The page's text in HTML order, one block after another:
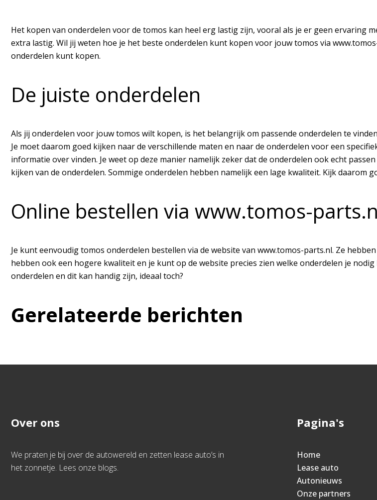
Het kopen van onderdelen voor de tomos kan heel erg lastig zijn, vooral als je er geen ervaring
extra lastig. Wil jij weten hoe je het beste onderdelen kunt kopen voor jouw tomos via
onderdelen kunt kopen.
De juiste onderdelen
Als jij onderdelen voor jouw tomos wilt kopen, is het belangrijk om passende onderdelen te
Je moet daarom goed kijken naar de verschillende maten en naar de onderdelen voor een
informatie over vinden. Je weet op deze manier namelijk zeker dat de onderdelen ook echt
kijken van de onderdelen. Sommige onderdelen hebben namelijk een lage kwaliteit. Kijk daarom
Online bestellen via www.tomos-
Je kunt eenvoudig tomos onderdelen bestellen via de website van www.tomos-parts.nl. Ze
hebben ook een hogere kwaliteit en je kunt op de website precies zien welke onderdelen je
onderdelen en dit kan handig zijn, ideaal toch?
Gerelateerde berichten
Over ons
We praten je bij over de autowereld en zetten lease auto’s in
het zonnetje. Lees onze blogs.
Pagina's
Home
Lease auto
Autonieuws
Onze partners